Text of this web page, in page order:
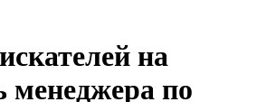
на
менеджера по